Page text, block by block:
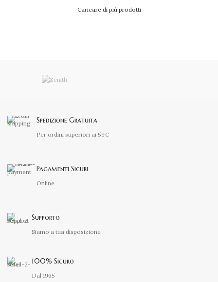
Caricare di più prodotti
Spedizione Gratuita
Per ordini superiori ai 59€
Pagamenti Sicuri
Online
Supporto
Siamo a tua disposizione
100% Sicuro
Dal 1965